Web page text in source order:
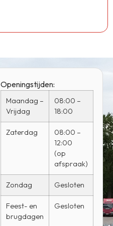
Openingstijden:
Maandag –
Vrijdag
08:00 –
18:00
Zaterdag
08:00 –
12:00
(op
afspraak)
Zondag Gesloten
Feest- en
brugdagen
Gesloten